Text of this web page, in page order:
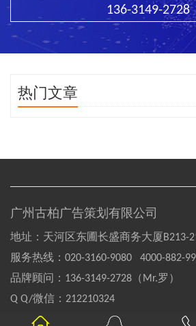
136-3149-2728
热门文章
广州古柏广告策划有限公司
地址：天河区东圃长盛商务大厦B213-
服务热线： 020-3160-9080 4000-882-
品牌顾问： 136-3149-2728（Mr.罗）
Q Q/微信： 212210324
Copyright©2004-2020 GOOBAI Inc.All